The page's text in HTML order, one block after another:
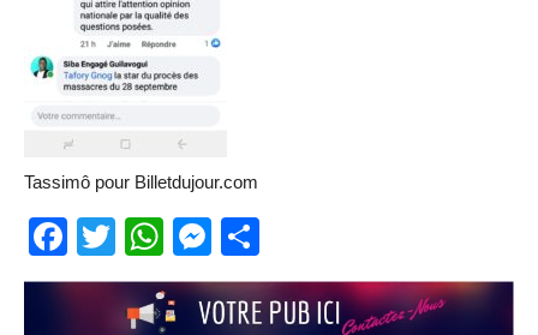
Tassimô pour Billetdujour.com
Facebook
TwitterWhatsApp
Messenger